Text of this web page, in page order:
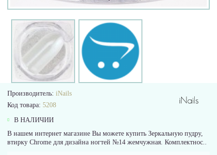
Производитель: iNails
Код товара: 5208
В НАЛИЧИИ
В нашем интернет магазине Вы можете купить Зеркальную пудру,
втирку Chrome для дизайна ногтей №14 жемчужная. Комплектнос..